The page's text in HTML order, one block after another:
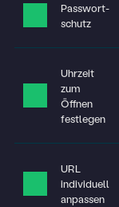
Pass­wort­
schutz
Uhrzeit
zum
Öffnen
festlegen
URL
individuell
anpassen